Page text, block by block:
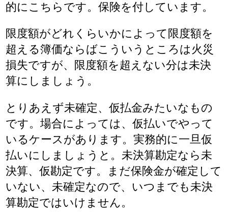
的にこちらです。保険を付しています。
限度額がどれくらいかによって限度額を
超える簿価ならばこういうところは火災
損失ですが、限度額を超えない分は未決
算にしましょう。
とりあえず未確定、仮払金みたいなもの
です。場合によっては、仮払いでやって
いるケースがあります。実務的に一旦仮
払いにしましょうと。未決算勘定なら未
決算、仮勘定です。まだ保険金が確定して
いない、未確定なので、いつまでも未決
算勘定ではいけません。